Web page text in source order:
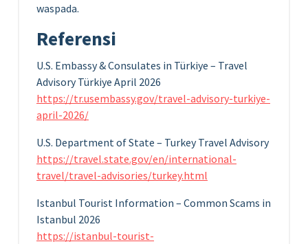
waspada.
Referensi
U.S. Embassy & Consulates in Türkiye – Travel
Advisory Türkiye April 2026
https://tr.usembassy.gov/travel-advisory-turkiye-
april-2026/
U.S. Department of State – Turkey Travel Advisory
https://travel.state.gov/en/international-
travel/travel-advisories/turkey.html
Istanbul Tourist Information – Common Scams in
Istanbul 2026
https://istanbul-tourist-